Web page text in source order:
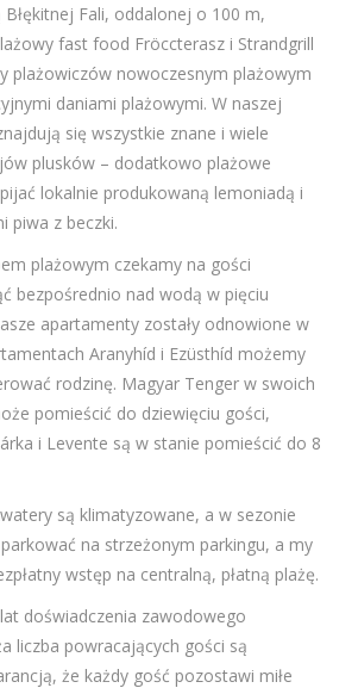
Fali, oddalonej o 100 m,
fast food Fröccterasz i Strandgrill
plażowiczów nowoczesnym plażowym
daniami plażowymi. W naszej
się wszystkie znane i wiele
plusków – dodatkowo plażowe
lokalnie produkowaną lemoniadą i
piwa z beczki.
plażowym czekamy na gości
bezpośrednio nad wodą w pięciu
apartamenty zostały odnowione w
Aranyhíd i Ezüsthíd możemy
rodzinę. Magyar Tenger w swoich
pomieścić do dziewięciu gości,
i Levente są w stanie pomieścić do 8
są klimatyzowane, a w sezonie
na strzeżonym parkingu, a my
wstęp na centralną, płatną plażę.
doświadczenia zawodowego
liczba powracających gości są
że każdy gość pozostawi miłe